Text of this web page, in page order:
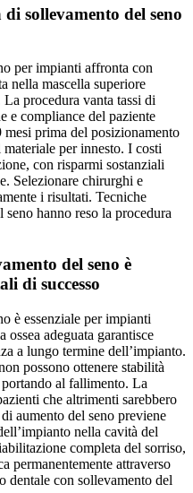
sollevamento del seno
per impianti affronta con
nella mascella superiore
procedura vanta tassi di
e compliance del paziente
prima del posizionamento
per innesto. I costi
con risparmi sostanziali
Selezionare chirurghi e
i risultati. Tecniche
hanno reso la procedura
del seno è
di successo
è essenziale per impianti
ossea adeguata garantisce
a lungo termine dell’impianto.
possono ottenere stabilità
al fallimento. La
che altrimenti sarebbero
aumento del seno previene
nella cavità del
completa del sorriso,
permanentemente attraverso
dentale con sollevamento del